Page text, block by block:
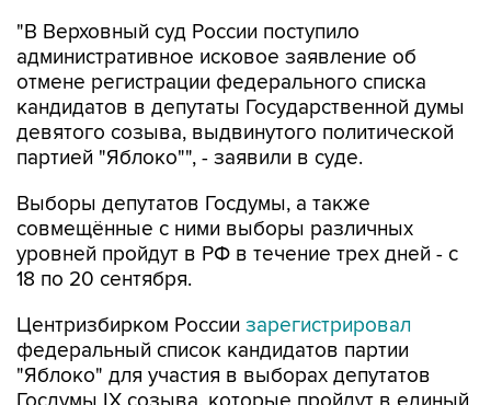
"В Верховный суд России поступило
административное исковое заявление об
отмене регистрации федерального списка
кандидатов в депутаты Государственной думы
девятого созыва, выдвинутого политической
партией "Яблоко"", - заявили в суде.
Выборы депутатов Госдумы, а также
совмещённые с ними выборы различных
уровней пройдут в РФ в течение трех дней - с
18 по 20 сентября.
Центризбирком России зарегистрировал
федеральный список кандидатов партии
"Яблоко" для участия в выборах депутатов